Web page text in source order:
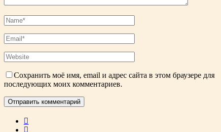
Сохранить моё имя, email и адрес сайта в этом браузере для
последующих моих комментариев.